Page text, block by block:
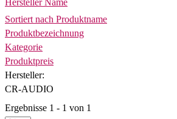
Hersteller Name
Sortiert nach Produktname
Produktbezeichnung
Kategorie
Produktpreis
Hersteller:
CR-AUDIO
Ergebnisse 1 - 1 von 1